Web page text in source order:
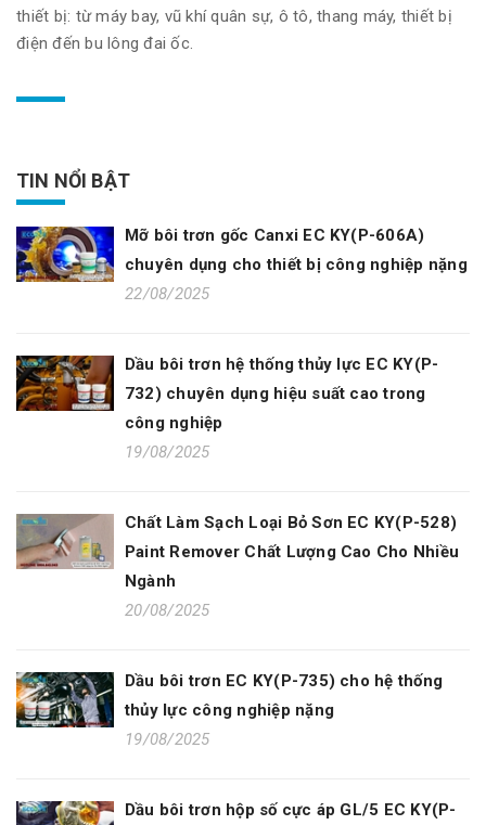
thiết bị: từ máy bay, vũ khí quân sự, ô tô, thang máy, thiết bị
điện đến bu lông đai ốc.
TIN NỔI BẬT
Mỡ bôi trơn gốc Canxi EC KY(P-606A)
chuyên dụng cho thiết bị công nghiệp nặng
22/08/2025
Dầu bôi trơn hệ thống thủy lực EC KY(P-
732) chuyên dụng hiệu suất cao trong
công nghiệp
19/08/2025
Chất Làm Sạch Loại Bỏ Sơn EC KY(P-528)
Paint Remover Chất Lượng Cao Cho Nhiều
Ngành
20/08/2025
Dầu bôi trơn EC KY(P-735) cho hệ thống
thủy lực công nghiệp nặng
19/08/2025
Dầu bôi trơn hộp số cực áp GL/5 EC KY(P-